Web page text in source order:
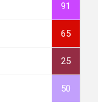
91
65
25
50